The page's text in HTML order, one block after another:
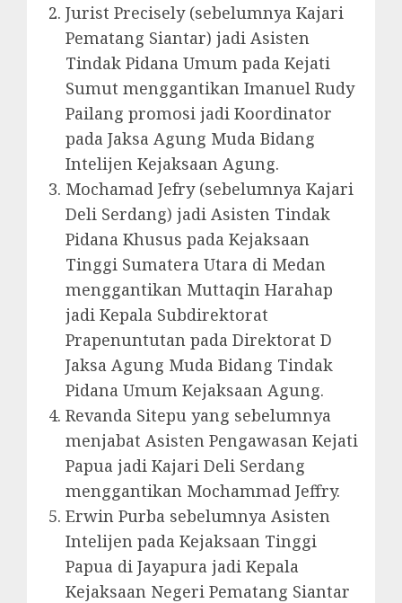
Jurist Precisely (sebelumnya Kajari
Pematang Siantar) jadi Asisten
Tindak Pidana Umum pada Kejati
Sumut menggantikan Imanuel Rudy
Pailang promosi jadi Koordinator
pada Jaksa Agung Muda Bidang
Intelijen Kejaksaan Agung.
Mochamad Jefry (sebelumnya Kajari
Deli Serdang) jadi Asisten Tindak
Pidana Khusus pada Kejaksaan
Tinggi Sumatera Utara di Medan
menggantikan Muttaqin Harahap
jadi Kepala Subdirektorat
Prapenuntutan pada Direktorat D
Jaksa Agung Muda Bidang Tindak
Pidana Umum Kejaksaan Agung.
Revanda Sitepu yang sebelumnya
menjabat Asisten Pengawasan Kejati
Papua jadi Kajari Deli Serdang
menggantikan Mochammad Jeffry.
Erwin Purba sebelumnya Asisten
Intelijen pada Kejaksaan Tinggi
Papua di Jayapura jadi Kepala
Kejaksaan Negeri Pematang Siantar